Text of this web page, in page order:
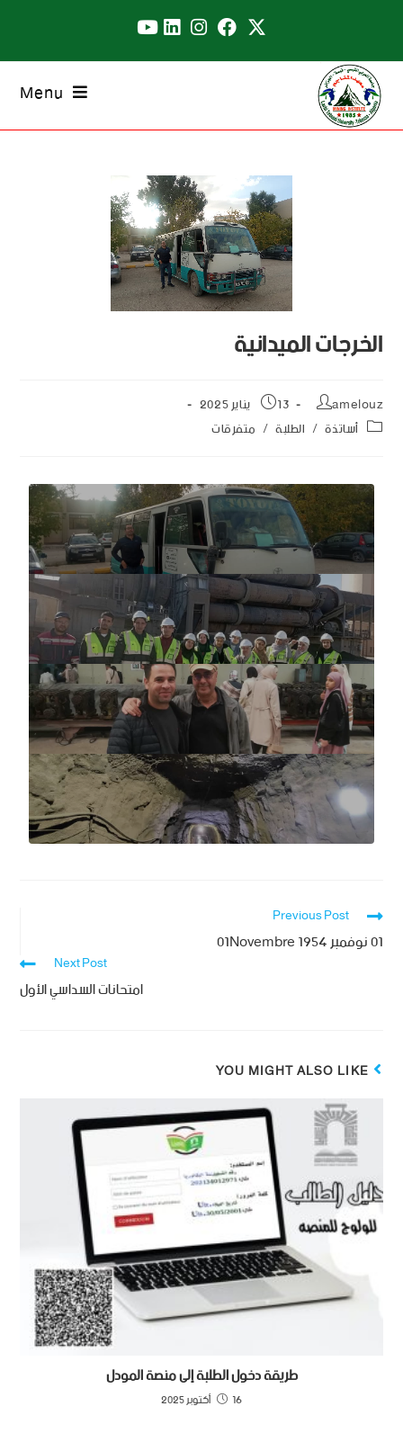
Menu
الخرجات الميدانية
amelouz
13 يناير 2025
أساتذة / الطلبة / متفرقات
Previous Post
01 نوفمبر 1954 01Novembre
Next Post
امتحانات السداسي الأول
YOU MIGHT ALSO LIKE
طريقة دخول الطلبة إلى منصة المودل
16 أكتوبر 2025